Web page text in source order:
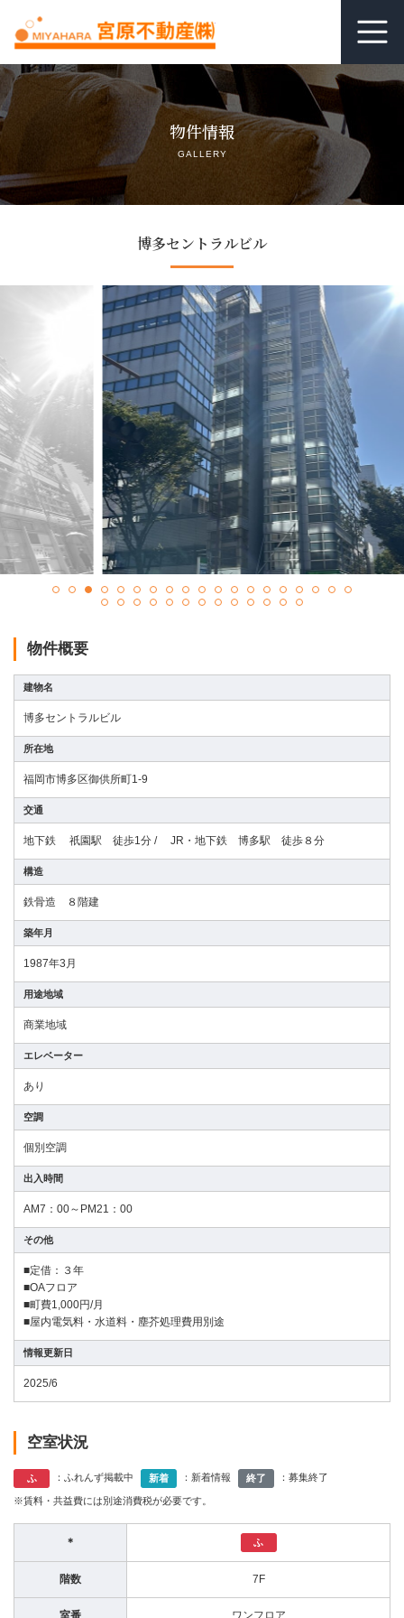
ホーム
借りる
空室管理オンライン相談
よくあるご質問
会社情報
居抜き物件 無料査定
お問い合わせ
プライバシーポリシー
ブログ＆コラム
補助金情報
お客様の声
物件一覧
物件情報
GALLERY
博多セントラルビル
物件概要
建物名
博多セントラルビル
所在地
福岡市博多区御供所町1-9
交通
地下鉄 祇園駅 徒歩1分 / JR・地下鉄 博多駅 徒歩８分
構造
鉄骨造 ８階建
築年月
1987年3月
用途地域
商業地域
エレベーター
あり
空調
個別空調
出入時間
AM7：00～PM21：00
その他
■定借：３年
■OAフロア
■町費1,000円/月
■屋内電気料・水道料・塵芥処理費用別途
情報更新日
2025/6
空室状況
ふ ：ふれんず掲載中 新着 ：新着情報 終了 ：募集終了
※賃料・共益費には別途消費税が必要です。
＊ ふ
階数 7F
室番 ワンフロア